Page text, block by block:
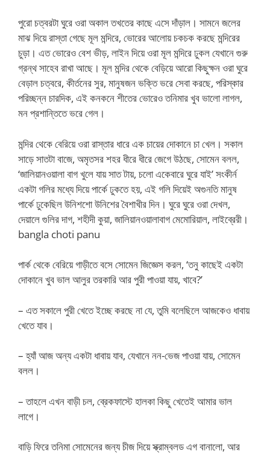
পুরো চত্বরটা ঘুরে ওরা অকাল তখতের কাছে এসে দাঁড়াল। সামনে জলের
মাঝ দিয়ে রাস্তা গেছে মূল মন্দিরে, ভোরের আলোয় চকচক করছে মন্দিরের
চুড়া। এত ভোরেও বেশ ভীড়, লাইন দিয়ে ওরা মূল মন্দিরে ঢুকল যেখানে গুরু
গ্রন্থ সাহেব রাখা আছে। মূল মন্দির থেকে বেড়িয়ে আরো কিছুক্ষন ওরা ঘুরে
বেড়াল চত্বরে, কীর্তনের সুর, মানুষজন ভক্তি ভরে সেবা করছে, পরিস্কার
পরিচ্ছন্ন চারদিক, এই কনকনে শীতের ভোরেও তনিমার খুব ভালো লাগল,
মন প্রশান্তিতে ভরে গেল।
মন্দির থেকে বেরিয়ে ওরা রাস্তার ধারে এক চায়ের দোকানে চা খেল। সকাল
সাড়ে সাতটা বাজে, অমৃতসর শহর ধীরে ধীরে জেগে উঠছে, সোমেন বলল,
‘জালিয়ানওয়ালা বাগ খুলে যায় সাত টায়, চলো একেবারে ঘুরে যাই’ সংকীর্ন
একটা গলির মধ্যে দিয়ে পার্কে ঢুকতে হয়, এই গলি দিয়েই অগুনতি মানুষ
পার্কে ঢুকেছিল উনিশশো উনিশের বৈশাখীর দিন। ঘুরে ঘুরে ওরা দেখল,
দেয়ালে গুলির দাগ, শহীদী কুয়া, জালিয়ানওয়ালাবাগ মেমোরিয়াল, লাইব্রেরী।
bangla choti panu
পার্ক থেকে বেরিয়ে গাড়ীতে বসে সোমেন জিজ্ঞেস করল, ‘তনু কাছেই একটা
দোকানে খুব ভাল আলুর তরকারি আর পুরী পাওয়া যায়, খাবে?’
– এত সকালে পুরী খেতে ইচ্ছে করছে না যে, তুমি বলেছিলে আজকেও ধাবায়
খেতে যাব।
– হ্যাঁ আজ অন্য একটা ধাবায় যাব, যেখানে নন-ভেজ পাওয়া যায়, সোমেন
বলল।
– তাহলে এখন বাড়ী চল, ব্রেকফাস্টে হালকা কিছু খেতেই আমার ভাল
লাগে।
বাড়ি ফিরে তনিমা সোমেনের জন্য চীজ দিয়ে স্ক্রাম্বলড এগ বানালো, আর